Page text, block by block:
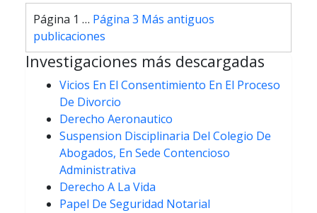
Paginación
de
entradas
Página 1 … Página 3 Más antiguos
publicaciones
Investigaciones más descargadas
Vicios En El Consentimiento En El Proceso
De Divorcio
Derecho Aeronautico
Suspension Disciplinaria Del Colegio De
Abogados, En Sede Contencioso
Administrativa
Derecho A La Vida
Papel De Seguridad Notarial